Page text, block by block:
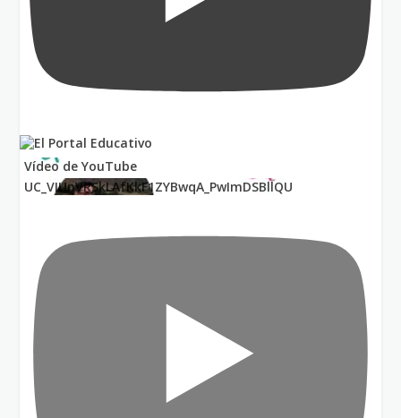
Vídeo de YouTube
UC_VIUnVRSkLAfKkF1ZYBwqA_PwImDSBllQU